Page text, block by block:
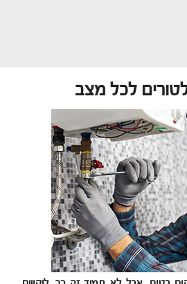
לכל מצב